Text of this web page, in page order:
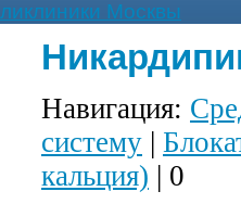
Москвы
Навигация:
систему |
кальция) | 0